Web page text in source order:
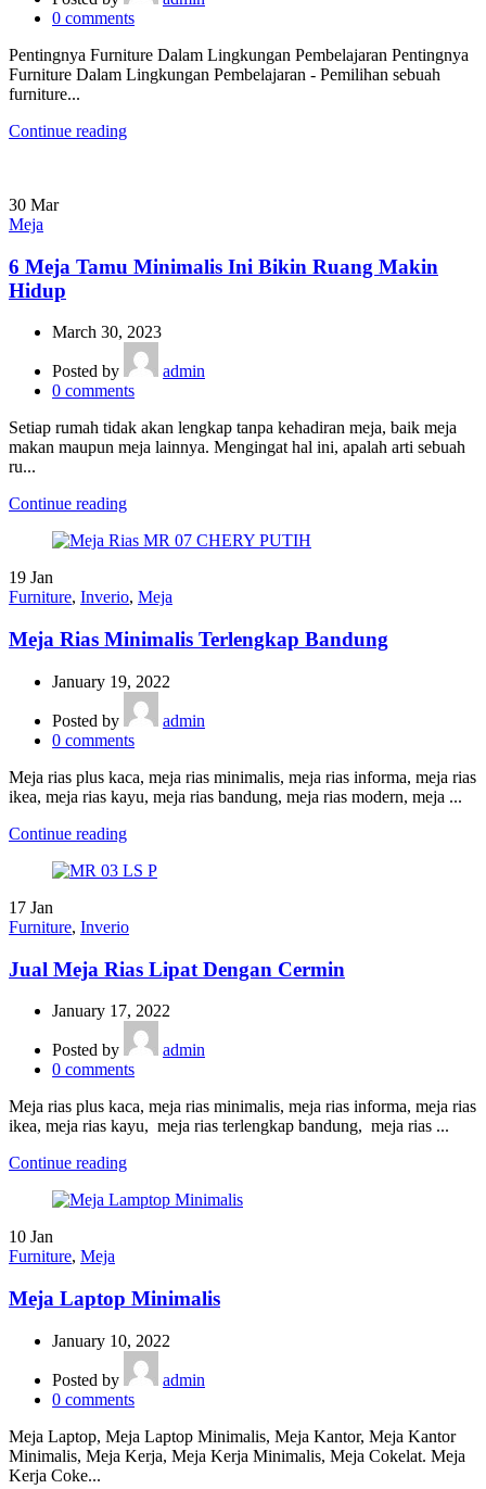
0 comments
Pentingnya Furniture Dalam Lingkungan Pembelajaran Pentingnya
Furniture Dalam Lingkungan Pembelajaran - Pemilihan sebuah
furniture...
Continue reading
30 Mar
Meja
6 Meja Tamu Minimalis Ini Bikin Ruang Makin
Hidup
March 30, 2023
Posted by
admin
0 comments
Setiap rumah tidak akan lengkap tanpa kehadiran meja, baik meja
makan maupun meja lainnya. Mengingat hal ini, apalah arti sebuah
ru...
Continue reading
19 Jan
Furniture, Inverio, Meja
Meja Rias Minimalis Terlengkap Bandung
January 19, 2022
Posted by
admin
0 comments
Meja rias plus kaca, meja rias minimalis, meja rias informa, meja rias
ikea, meja rias kayu, meja rias bandung, meja rias modern, meja ...
Continue reading
17 Jan
Furniture, Inverio
Jual Meja Rias Lipat Dengan Cermin
January 17, 2022
Posted by
admin
0 comments
Meja rias plus kaca, meja rias minimalis, meja rias informa, meja rias
ikea, meja rias kayu, meja rias terlengkap bandung, meja rias ...
Continue reading
10 Jan
Furniture, Meja
Meja Laptop Minimalis
January 10, 2022
Posted by
admin
0 comments
Meja Laptop, Meja Laptop Minimalis, Meja Kantor, Meja Kantor
Minimalis, Meja Kerja, Meja Kerja Minimalis, Meja Cokelat. Meja
Kerja Coke...